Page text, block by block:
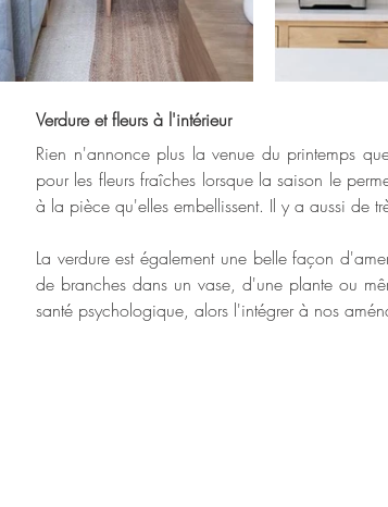
Verdure et fleurs à l'intérieur
Rien n'annonce plus la venue du printemps
pour les fleurs fraîches lorsque la saison le
à la pièce qu'elles embellissent. Il y a aussi de
La verdure est également une belle façon
de branches dans un vase, d'une plante ou
santé psychologique, alors l'intégrer à nos